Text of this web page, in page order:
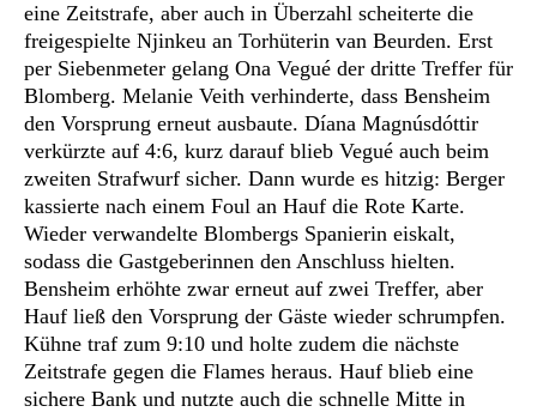
eine Zeitstrafe, aber auch in Überzahl scheiterte die
freigespielte Njinkeu an Torhüterin van Beurden. Erst
per Siebenmeter gelang Ona Vegué der dritte Treffer für
Blomberg. Melanie Veith verhinderte, dass Bensheim
den Vorsprung erneut ausbaute. Díana Magnúsdóttir
verkürzte auf 4:6, kurz darauf blieb Vegué auch beim
zweiten Strafwurf sicher. Dann wurde es hitzig: Berger
kassierte nach einem Foul an Hauf die Rote Karte.
Wieder verwandelte Blombergs Spanierin eiskalt,
sodass die Gastgeberinnen den Anschluss hielten.
Bensheim erhöhte zwar erneut auf zwei Treffer, aber
Hauf ließ den Vorsprung der Gäste wieder schrumpfen.
Kühne traf zum 9:10 und holte zudem die nächste
Zeitstrafe gegen die Flames heraus. Hauf blieb eine
sichere Bank und nutzte auch die schnelle Mitte in